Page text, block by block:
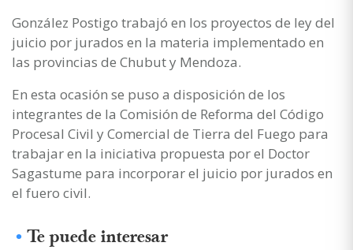
González Postigo trabajó en los proyectos de ley del
juicio por jurados en la materia implementado en
las provincias de Chubut y Mendoza.
En esta ocasión se puso a disposición de los
integrantes de la Comisión de Reforma del Código
Procesal Civil y Comercial de Tierra del Fuego para
trabajar en la iniciativa propuesta por el Doctor
Sagastume para incorporar el juicio por jurados en
el fuero civil.
Te puede interesar